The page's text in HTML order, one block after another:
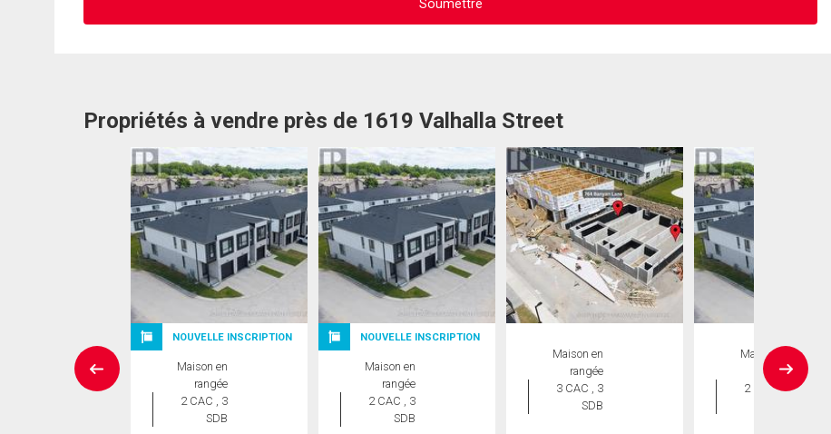
Propriétés à vendre près de 1619 Valhalla Street
NOUVELLE INSCRIPTION
Maison en
rangée
2 CAC , 3
SDB
NOUVELLE INSCRIPTION
Maison en
rangée
2 CAC , 3
SDB
Maison en
rangée
3 CAC , 3
SDB
Maison en
rangée
2 CAC , 3